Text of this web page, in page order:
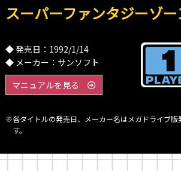
スーパーファンタジーゾー
◆ 発売日：1992/1/14
◆ メーカー：サンソフト
マニュアルを見る
※各タイトルの発売日、メーカー名はメガドライブ版
す。